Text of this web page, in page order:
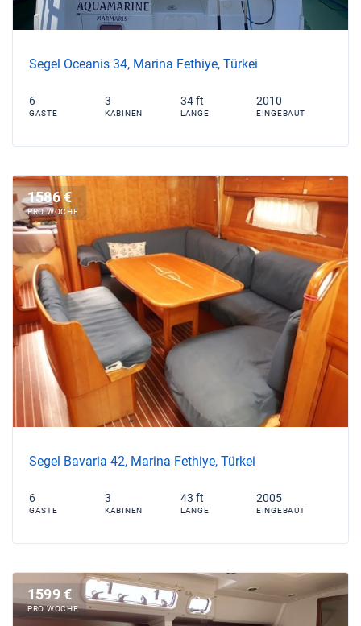
Segel Oceanis 34, Marina Fethiye, Türkei
6
GASTE
3
KABINEN
34 ft
LANGE
2010
EINGEBAUT
1586 €
PRO WOCHE
Segel Bavaria 42, Marina Fethiye, Türkei
6
GASTE
3
KABINEN
43 ft
LANGE
2005
EINGEBAUT
1599 €
PRO WOCHE